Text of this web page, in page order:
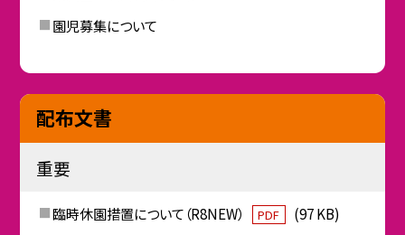
園児募集について
配布文書
重要
臨時休園措置について（R8NEW） PDF
(97 KB)